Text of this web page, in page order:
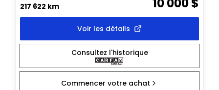
217 622 km
Voir les détails
Consultez l'historique
Commencer votre achat